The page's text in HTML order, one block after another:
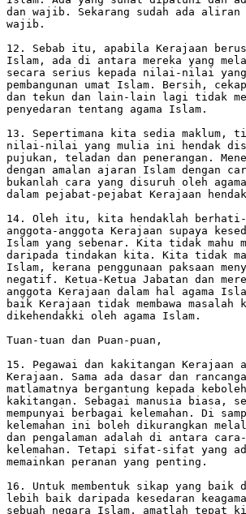
dan wajib. Sekarang sudah ada
wajib.
12. Sebab itu, apabila Kerajaan
Islam, ada di antara mereka yang
secara serius kepada nilai-nilai
pembangunan umat Islam. Bersih,
dan tekun dan lain-lain lagi tidak
penyedaran tentang agama Islam.
13. Sepertimana kita sedia maklum,
nilai-nilai yang mulia ini hendak
pujukan, teladan dan penerangan.
dengan amalan ajaran Islam dengan
bukanlah cara yang disuruh oleh
dalam pejabat-pejabat Kerajaan
14. Oleh itu, kita hendaklah berhati-
anggota-anggota Kerajaan supaya
Islam yang sebenar. Kita tidak
daripada tindakan kita. Kita tidak
Islam, kerana penggunaan paksaan
negatif. Ketua-Ketua Jabatan dan
anggota Kerajaan dalam hal agama
baik Kerajaan tidak membawa
dikehendakki oleh agama Islam.
Tuan-tuan dan Puan-puan,
15. Pegawai dan kakitangan Kerajaan
Kerajaan. Sama ada dasar dan
matlamatnya bergantung kepada
kakitangan. Sebagai manusia biasa,
mempunyai berbagai kelemahan. Di
kelemahan ini boleh dikurangkan
dan pengalaman adalah di antara
kelemahan. Tetapi sifat-sifat yang
memainkan peranan yang penting.
16. Untuk membentuk sikap yang
lebih baik daripada kesedaran
sebuah negara Islam, amatlah tepat